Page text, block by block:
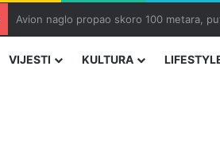
Zvizdić, Magazinović i Kojović traže
VIJESTI KULTURA